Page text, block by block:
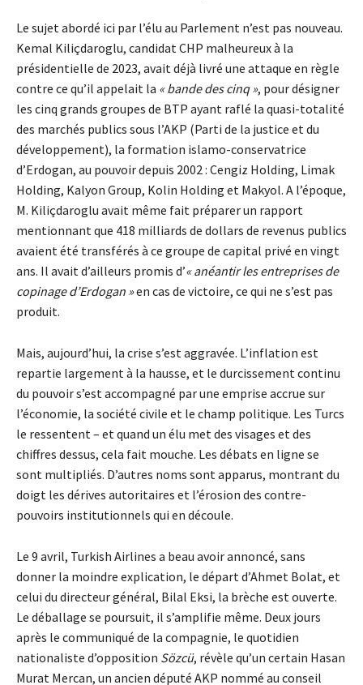
Le sujet abordé ici par l’élu au Parlement n’est pas nouveau.
Kemal Kiliçdaroglu, candidat CHP malheureux à la
présidentielle de 2023, avait déjà livré une attaque en règle
contre ce qu’il appelait la « bande des cinq », pour désigner
les cinq grands groupes de BTP ayant raflé la quasi-totalité
des marchés publics sous l’AKP (Parti de la justice et du
développement), la formation islamo-conservatrice
d’Erdogan, au pouvoir depuis 2002 : Cengiz Holding, Limak
Holding, Kalyon Group, Kolin Holding et Makyol. A l’époque,
M. Kiliçdaroglu avait même fait préparer un rapport
mentionnant que 418 milliards de dollars de revenus publics
avaient été transférés à ce groupe de capital privé en vingt
ans. Il avait d’ailleurs promis d’« anéantir les entreprises de
copinage d’Erdogan »en cas de victoire, ce qui ne s’est pas
produit.
Mais, aujourd’hui, la crise s’est aggravée. L’inflation est
repartie largement à la hausse, et le durcissement continu
du pouvoir s’est accompagné par une emprise accrue sur
l’économie, la société civile et le champ politique. Les Turcs
le ressentent – et quand un élu met des visages et des
chiffres dessus, cela fait mouche. Les débats en ligne se
sont multipliés. D’autres noms sont apparus, montrant du
doigt les dérives autoritaires et l’érosion des contre-
pouvoirs institutionnels qui en découle.
Le 9 avril, Turkish Airlines a beau avoir annoncé, sans
donner la moindre explication, le départ d’Ahmet Bolat, et
celui du directeur général, Bilal Eksi, la brèche est ouverte.
Le déballage se poursuit, il s’amplifie même. Deux jours
après le communiqué de la compagnie, le quotidien
nationaliste d’opposition Sözcü, révèle qu’un certain Hasan
Murat Mercan, un ancien député AKP nommé au conseil